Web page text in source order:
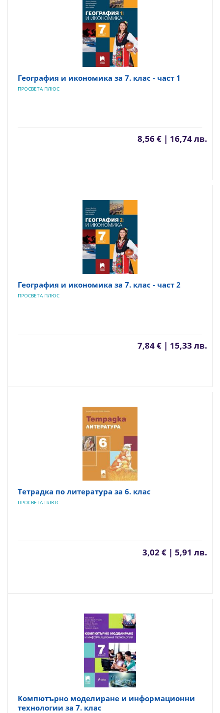
География и икономика за 7. клас - част 1
ПРОСВЕТА ПЛЮС
8,56 € | 16,74 лв.
География и икономика за 7. клас - част 2
ПРОСВЕТА ПЛЮС
7,84 € | 15,33 лв.
Тетрадка по литература за 6. клас
ПРОСВЕТА ПЛЮС
3,02 € | 5,91 лв.
Компютърно моделиране и информационни
технологии за 7. клас